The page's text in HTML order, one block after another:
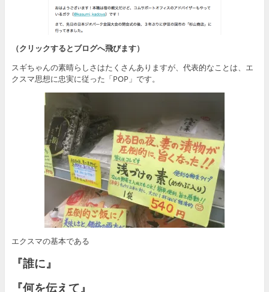
（クリックするとブログへ飛びます）
スギちゃんの素晴らしさはたくさんありますが、代表的なことは、エ
クスマ思想に忠実に従った「POP」です。
エクスマの基本である
『誰に』
『何を伝えて』